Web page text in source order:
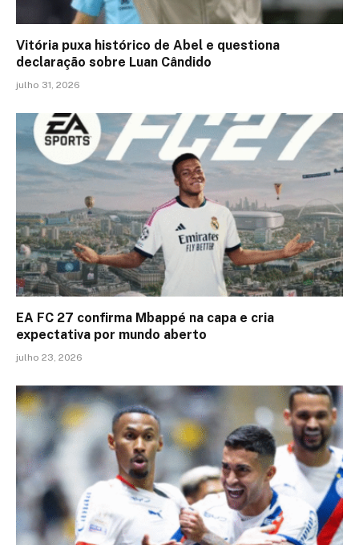
Vitória puxa histórico de Abel e questiona
declaração sobre Luan Cândido
julho 31, 2026
EA FC 27 confirma Mbappé na capa e cria
expectativa por mundo aberto
julho 23, 2026